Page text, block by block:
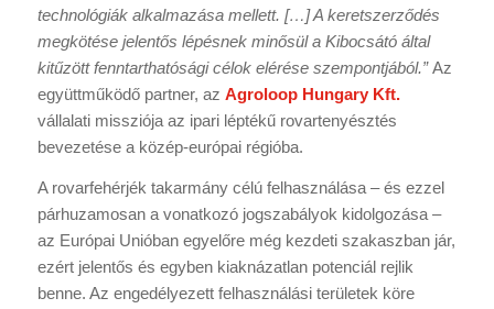
technológiák alkalmazása mellett. […] A keretszerződés
megkötése jelentős lépésnek minősül a Kibocsátó által
kitűzött fenntarthatósági célok elérése szempontjából.”Az
együttműködő partner, az Agroloop Hungary Kft.
vállalati missziója az ipari léptékű rovartenyésztés
bevezetése a közép-európai régióba.
A rovarfehérjék takarmány célú felhasználása – és ezzel
párhuzamosan a vonatkozó jogszabályok kidolgozása –
az Európai Unióban egyelőre még kezdeti szakaszban jár,
ezért jelentős és egyben kiaknázatlan potenciál rejlik
benne. Az engedélyezett felhasználási területek köre